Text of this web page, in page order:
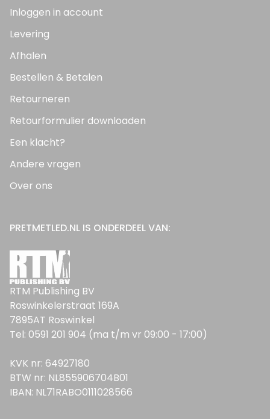
Inloggen in account
Levering
Afhalen
Bestellen & Betalen
Retourneren
Retourformulier downloaden
Een klacht?
Andere vragen
Over ons
PRETMETLED.NL IS ONDERDEEL VAN:
RTM Publishing BV
Roswinkelerstraat 169A
7895AT Roswinkel
Tel: 0591 201 904 (ma t/m vr 09:00 - 17:00)
KVK nr: 64927180
BTW nr: NL855906704B01
IBAN: NL71RABO0111028566